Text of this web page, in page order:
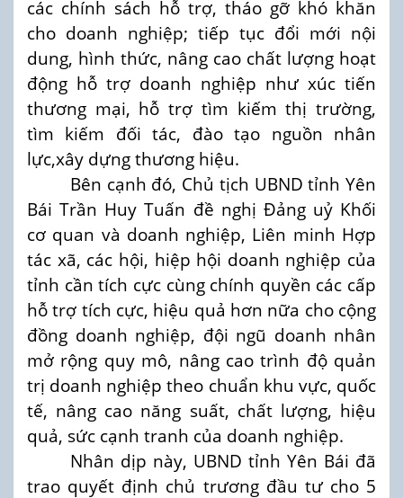
các chính sách hỗ trợ, tháo gỡ khó khăn
cho doanh nghiệp; tiếp tục đổi mới nội
dung, hình thức, nâng cao chất lượng hoạt
động hỗ trợ doanh nghiệp như xúc tiến
thương mại, hỗ trợ tìm kiếm thị trường,
tìm kiếm đối tác, đào tạo nguồn nhân
lực,xây dựng thương hiệu.
Bên cạnh đó, Chủ tịch UBND tỉnh Yên
Bái Trần Huy Tuấn đề nghị Đảng uỷ Khối
cơ quan và doanh nghiệp, Liên minh Hợp
tác xã, các hội, hiệp hội doanh nghiệp của
tỉnh cần tích cực cùng chính quyền các cấp
hỗ trợ tích cực, hiệu quả hơn nữa cho cộng
đồng doanh nghiệp, đội ngũ doanh nhân
mở rộng quy mô, nâng cao trình độ quản
trị doanh nghiệp theo chuẩn khu vực, quốc
tế, nâng cao năng suất, chất lượng, hiệu
quả, sức cạnh tranh của doanh nghiệp.
Nhân dịp này, UBND tỉnh Yên Bái đã
trao quyết định chủ trương đầu tư cho 5